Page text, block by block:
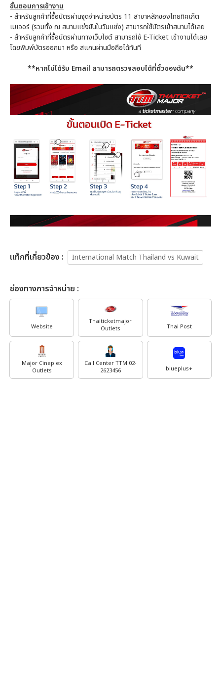
ขั้นตอนการเข้างาน
- สำหรับลูกค้าที่ซื้อบัตรผ่านจุดจำหน่ายบัตร 11 สาขาหลักของไทยทิคเก็ต
เมเจอร์ (รวมทั้ง ณ สนามแข่งขันในวันแข่ง) สามารถใช้บัตรเข้าสนามได้เลย
- สำหรับลูกค้าที่ซื้อบัตรผ่านทางเว็บไซต์ สามารถใช้ E-Ticket เข้างานได้เลย
โดยพิมพ์บัตรออกมา หรือ สแกนผ่านมือถือได้ทันที
**หากไม่ได้รับ Email สามารถตรวจสอบได้ที่ตั๋วของฉัน**
เเท็กที่เกี่ยวข้อง : International Match Thailand vs Kuwait
ช่องทางการจำหน่าย :
Website
Thaiticketmajor
Outlets
Thai Post
Major Cineplex
Outlets
Call Center TTM 02-
2623456
blueplus+